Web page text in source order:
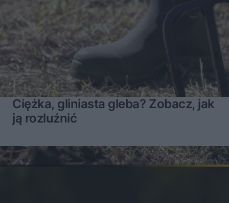
Ciężka, gliniasta gleba? Zobacz, jak
ją rozluźnić